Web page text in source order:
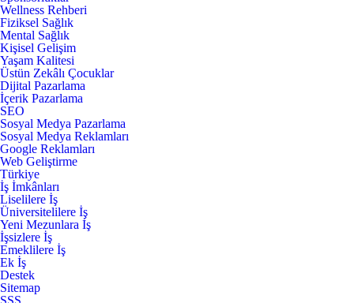
Wellness Rehberi
Fiziksel Sağlık
Mental Sağlık
Kişisel Gelişim
Yaşam Kalitesi
Üstün Zekâlı Çocuklar
Dijital Pazarlama
İçerik Pazarlama
SEO
Sosyal Medya Pazarlama
Sosyal Medya Reklamları
Google Reklamları
Web Geliştirme
Türkiye
İş İmkânları
Liselilere İş
Üniversitelilere İş
Yeni Mezunlara İş
İşsizlere İş
Emeklilere İş
Ek İş
Destek
Sitemap
SSS